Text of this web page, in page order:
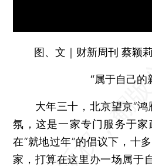
图、文｜财新周刊 蔡颖莉
“属于自己的
大年三十，北京望京“鸿
氛，这是一家专门服务于家
在“就地过年”的倡议下，十
家，打算在这里办一场属于